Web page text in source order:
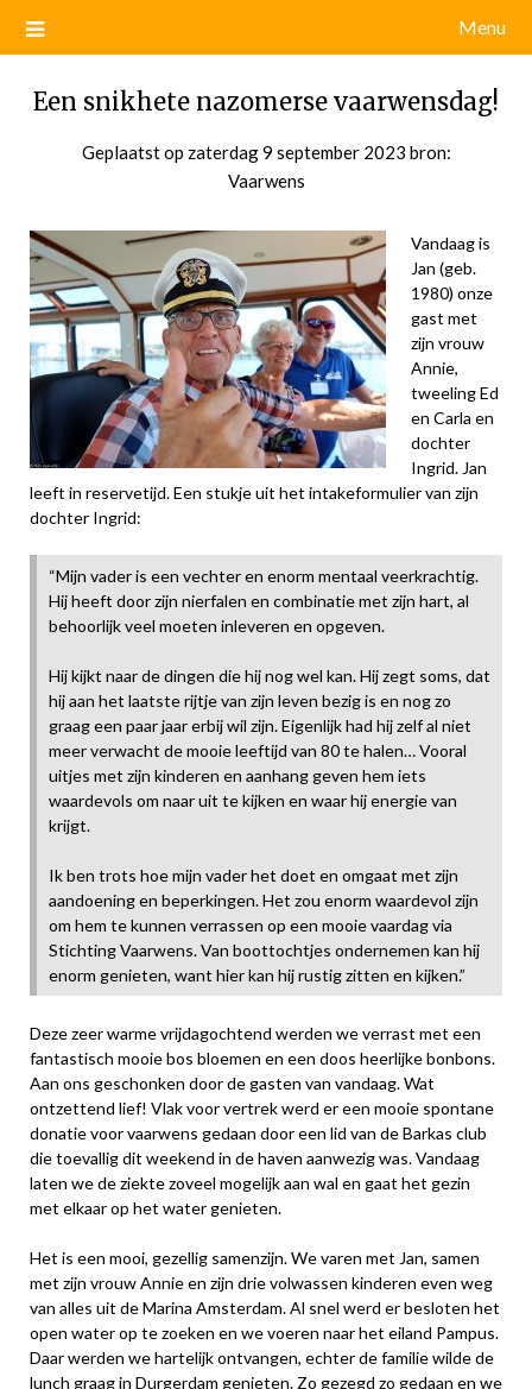
Menu
Een snikhete nazomerse vaarwensdag!
Geplaatst op zaterdag 9 september 2023 door
bron:
Vaarwens
Vandaag is
Jan (geb.
1980) onze
gast met
zijn vrouw
Annie,
tweeling Ed
en Carla en
dochter
Ingrid. Jan
leeft in reservetijd. Een stukje uit het intakeformulier van zijn
dochter Ingrid:
“Mijn vader is een vechter en enorm mentaal veerkrachtig.
Hij heeft door zijn nierfalen en combinatie met zijn hart, al
behoorlijk veel moeten inleveren en opgeven.
Hij kijkt naar de dingen die hij nog wel kan. Hij zegt soms, dat
hij aan het laatste rijtje van zijn leven bezig is en nog zo
graag een paar jaar erbij wil zijn. Eigenlijk had hij zelf al niet
meer verwacht de mooie leeftijd van 80 te halen… Vooral
uitjes met zijn kinderen en aanhang geven hem iets
waardevols om naar uit te kijken en waar hij energie van
krijgt.
Ik ben trots hoe mijn vader het doet en omgaat met zijn
aandoening en beperkingen. Het zou enorm waardevol zijn
om hem te kunnen verrassen op een mooie vaardag via
Stichting Vaarwens. Van boottochtjes ondernemen kan hij
enorm genieten, want hier kan hij rustig zitten en kijken.”
Deze zeer warme vrijdagochtend werden we verrast met een
fantastisch mooie bos bloemen en een doos heerlijke bonbons.
Aan ons geschonken door de gasten van vandaag. Wat
ontzettend lief! Vlak voor vertrek werd er een mooie spontane
donatie voor vaarwens gedaan door een lid van de Barkas club
die toevallig dit weekend in de haven aanwezig was. Vandaag
laten we de ziekte zoveel mogelijk aan wal en gaat het gezin
met elkaar op het water genieten.
Het is een mooi, gezellig samenzijn. We varen met Jan, samen
met zijn vrouw Annie en zijn drie volwassen kinderen even weg
van alles uit de Marina Amsterdam. Al snel werd er besloten het
open water op te zoeken en we voeren naar het eiland Pampus.
Daar werden we hartelijk ontvangen, echter de familie wilde de
lunch graag in Durgerdam genieten. Zo gezegd zo gedaan en we